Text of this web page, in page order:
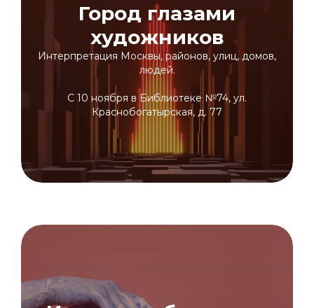
Город глазами
художников
Интерпретация Москвы, районов, улиц, домов,
людей.
С 10 ноября в Библиотеке №74, ул.
Краснобогатырская, д. 77